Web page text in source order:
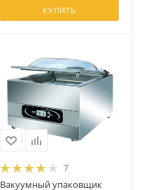
КУПИТЬ
7
Вакуумный упаковщик